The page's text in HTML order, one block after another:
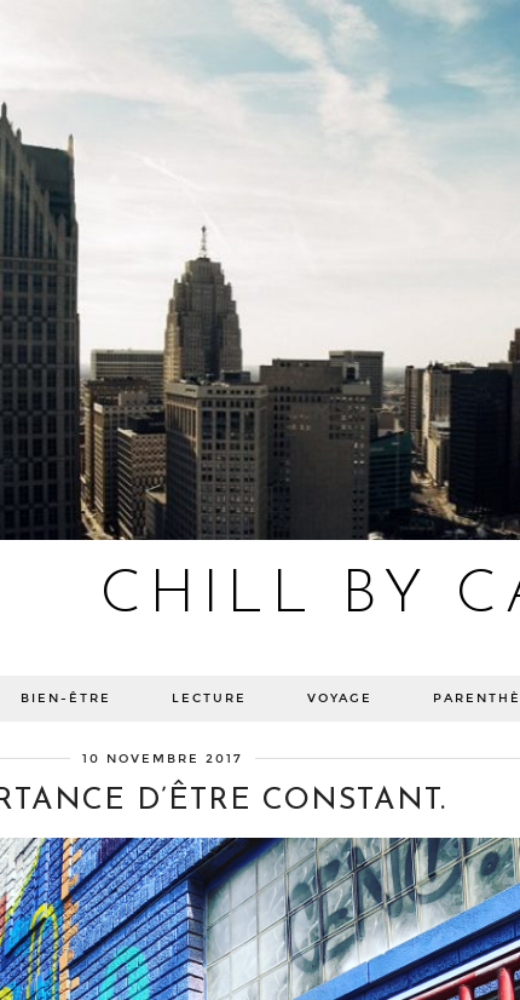
CHILL BY
BIEN-ÊTRE LECTURE VOYAGE
10 NOVEMBRE 2017
D’ÊTRE CONSTANT.